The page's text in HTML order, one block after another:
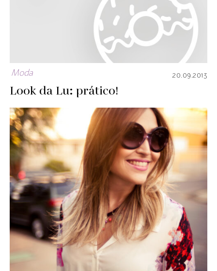
Moda 20.09.2013
Look da Lu: prático!